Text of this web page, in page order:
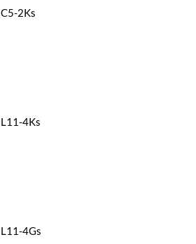
C5-2Ks
L11-4Ks
L11-4Gs